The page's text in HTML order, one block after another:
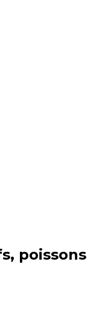
poissons